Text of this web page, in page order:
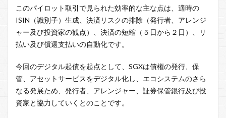
このパイロット取引で見られた効率的な主な点は、適時の
ISIN（識別子）生成、決済リスクの排除（発行者、アレンジ
ャー及び投資家の観点）、決済の短縮（５日から２日）、リ
払い及び償還支払いの自動化です。
今回のデジタル起債を起点として、SGXは債権の発行、保
管、アセットサービスをデジタル化し、エコシステムのさら
なる発展ため、発行者、アレンジャー、証券保管銀行及び投
資家と協力していくとのことです。